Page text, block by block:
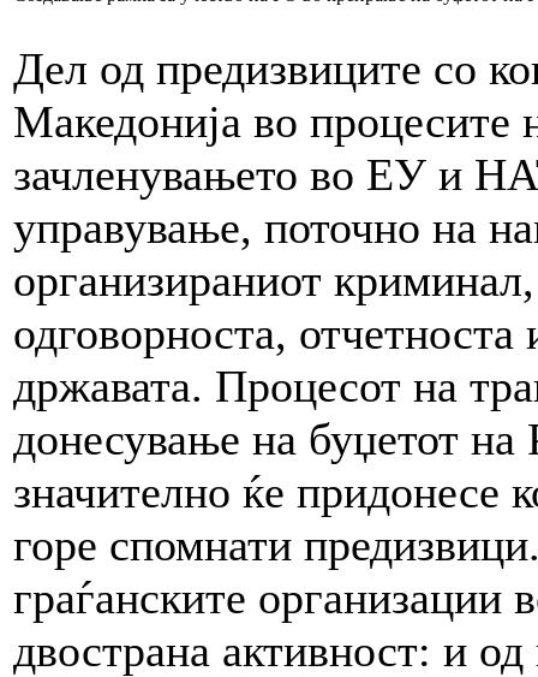
Дел од предизвиците со
Македонија во процесите
зачленувањето во ЕУ и
управување, поточно на
организираниот
одговорноста,
државата. Процесот на
донесување на буџетот
значително ќе придонесе
горе спомнати
граѓанските организации
двострана активност: и